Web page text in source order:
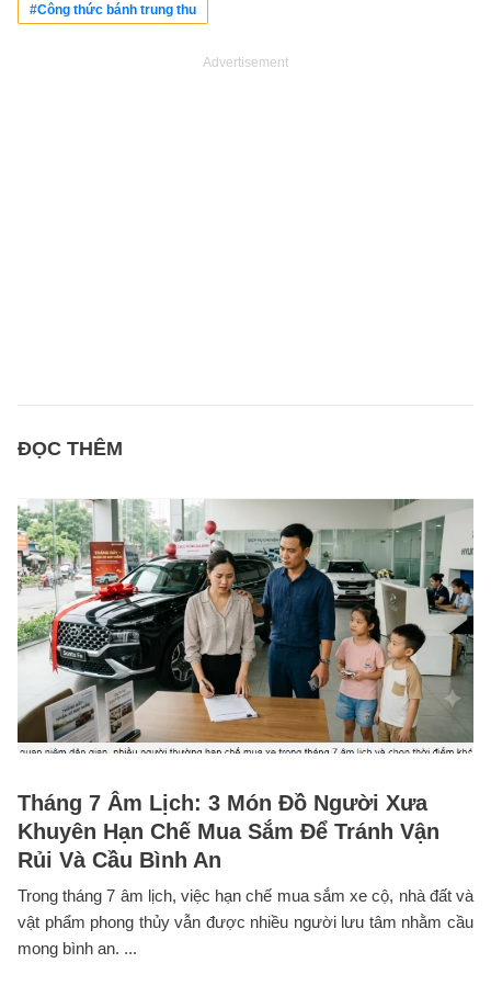
#Công thức bánh trung thu
Advertisement
ĐỌC THÊM
Tháng 7 Âm Lịch: 3 Món Đồ Người Xưa
Khuyên Hạn Chế Mua Sắm Để Tránh Vận
Rủi Và Cầu Bình An
Trong tháng 7 âm lịch, việc hạn chế mua sắm xe cộ, nhà đất và
vật phẩm phong thủy vẫn được nhiều người lưu tâm nhằm cầu
mong bình an. ...